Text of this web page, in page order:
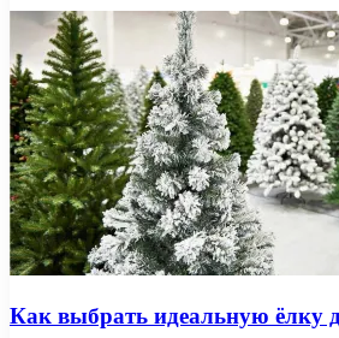
Как выбрать идеальную ёлку